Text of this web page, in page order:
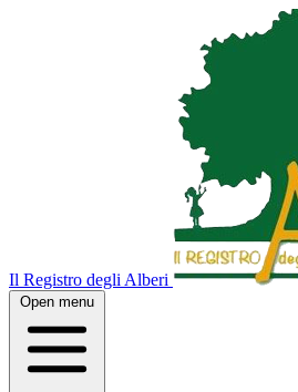
Il Registro degli Alberi
Open menu